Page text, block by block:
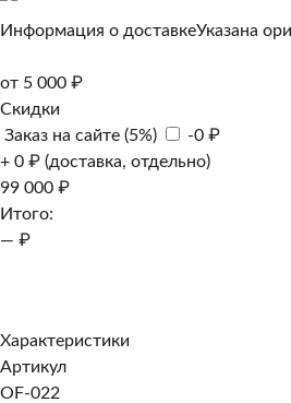
Информация о доставкеУказана
от 5 000 ₽
Скидки
Заказ на сайте (5%)
-0 ₽
+ 0 ₽ (доставка, отдельно)
99 000 ₽
Итого:
— ₽
Характеристики
Артикул
OF-022